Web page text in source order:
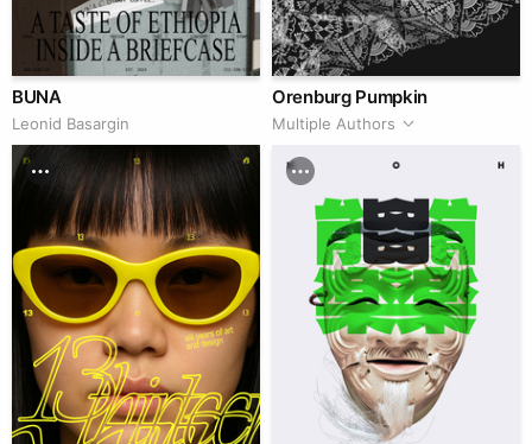
BUNA
Leonid Basargin
Orenburg Pumpkin
Multiple Authors